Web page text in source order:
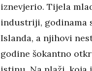
iznevjerio. Tijela
industriji, godinama
Islanda, a njihovi
godine šokantno